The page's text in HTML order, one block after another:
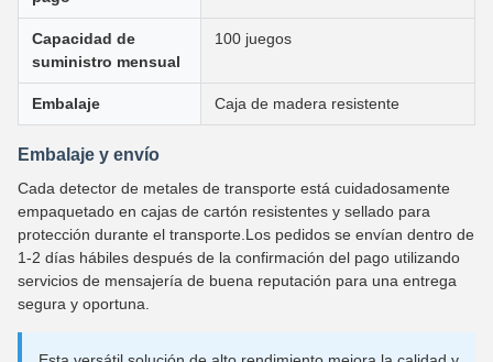
Capacidad de
suministro mensual
100 juegos
Embalaje Caja de madera resistente
Embalaje y envío
Cada detector de metales de transporte está cuidadosamente
empaquetado en cajas de cartón resistentes y sellado para
protección durante el transporte.Los pedidos se envían dentro de
1-2 días hábiles después de la confirmación del pago utilizando
servicios de mensajería de buena reputación para una entrega
segura y oportuna.